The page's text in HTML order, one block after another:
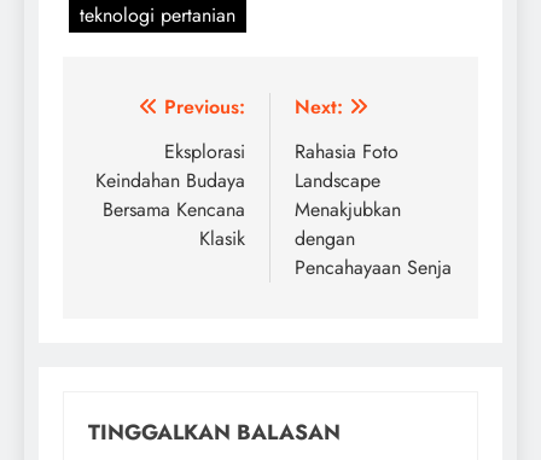
teknologi pertanian
NavigasiPrevious:
Eksplorasi
Keindahan Budaya
Bersama Kencana
Klasik
Next:
Rahasia Foto
Landscape
Menakjubkan
dengan
Pencahayaan Senja
TINGGALKAN BALASAN